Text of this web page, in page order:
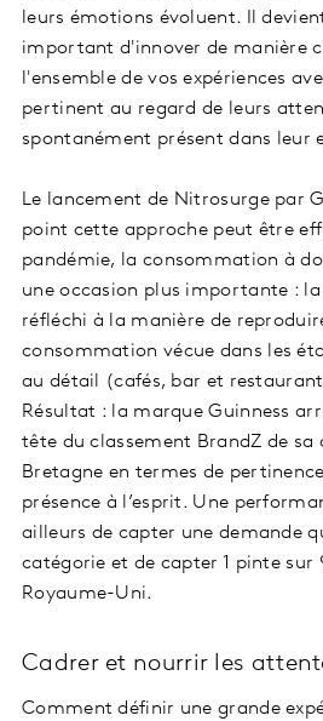
leurs émotions évoluent. Il
important d'innover de manière
l'ensemble de vos expériences
pertinent au regard de leurs
spontanément présent dans leur
Le lancement de Nitrosurge par
point cette approche peut être
pandémie, la consommation à
une occasion plus importante :
réfléchi à la manière de
consommation vécue dans les
au détail (cafés, bar et
Résultat : la marque Guinness
tête du classement BrandZ de sa
Bretagne en termes de
présence à l’esprit. Une
ailleurs de capter une demande
catégorie et de capter 1 pinte sur
Royaume-Uni.
Cadrer et nourrir les
Comment définir une grande